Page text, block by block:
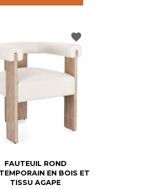
FAUTEUIL ROND
EN BOIS ET
TISSU AGAPE
favorite